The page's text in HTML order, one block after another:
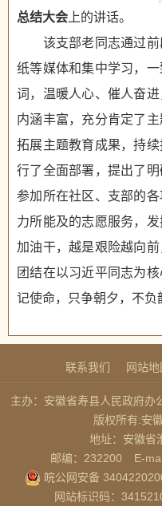
总结大会 上的讲话。
该支部老同志通过前
纸等媒体和集中学习，
词，温暖人心、催人奋进
内涵丰富，充分肯定了
拓展主题教育成果，持
行了全面部署，提出了
参加所在社区、支部的
力所能及的志愿服务，
加油干，越是艰险越向
团结在以习近平同志为
记使命，只争朝夕，不负
联系我们 网站地
主办：安徽省寿县人民政府办
版权所有:安
地址：安徽省
邮编：232200
E-
皖公网安备
网站标识码：